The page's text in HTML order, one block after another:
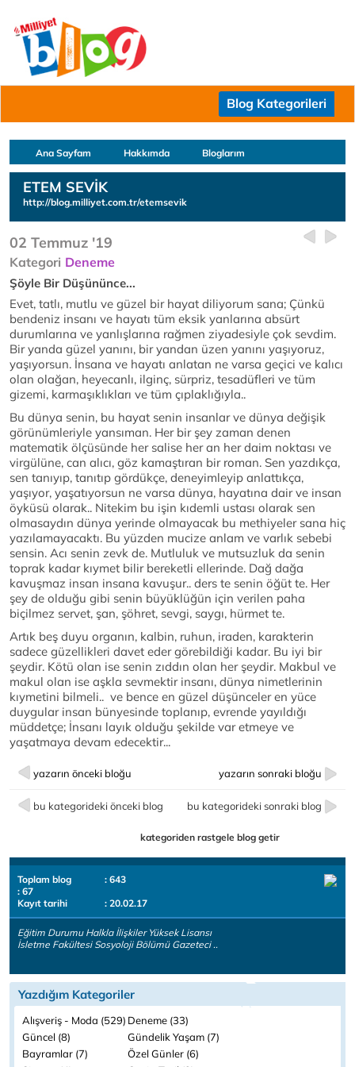
Blog Kategorileri
Ana Sayfam Hakkımda Bloglarım
ETEM SEVİK
http://blog.milliyet.com.tr/etemsevik
02 Temmuz '19
Kategori Deneme
Şöyle Bir Düşününce...
Evet, tatlı, mutlu ve güzel bir hayat diliyorum sana; Çünkü
bendeniz insanı ve hayatı tüm eksik yanlarına absürt
durumlarına ve yanlışlarına rağmen ziyadesiyle çok sevdim.
Bir yanda güzel yanını, bir yandan üzen yanını yaşıyoruz,
yaşıyorsun. İnsana ve hayatı anlatan ne varsa geçici ve kalıcı
olan olağan, heyecanlı, ilginç, sürpriz, tesadüfleri ve tüm
gizemi, karmaşıklıkları ve tüm çıplaklığıyla..
Bu dünya senin, bu hayat senin insanlar ve dünya değişik
görünümleriyle yansıman. Her bir şey zaman denen
matematik ölçüsünde her salise her an her daim noktası ve
virgülüne, can alıcı, göz kamaştıran bir roman. Sen yazdıkça,
sen tanıyıp, tanıtıp gördükçe, deneyimleyip anlattıkça,
yaşıyor, yaşatıyorsun ne varsa dünya, hayatına dair ve insan
öyküsü olarak.. Nitekim bu işin kıdemli ustası olarak sen
olmasaydın dünya yerinde olmayacak bu methiyeler sana hiç
yazılamayacaktı. Bu yüzden mucize anlam ve varlık sebebi
sensin. Acı senin zevk de. Mutluluk ve mutsuzluk da senin
toprak kadar kıymet bilir bereketli ellerinde. Dağ dağa
kavuşmaz insan insana kavuşur.. ders te senin öğüt te. Her
şey de olduğu gibi senin büyüklüğün için verilen paha
biçilmez servet, şan, şöhret, sevgi, saygı, hürmet te.
Artık beş duyu organın, kalbin, ruhun, iraden, karakterin
sadece güzellikleri davet eder görebildiği kadar. Bu iyi bir
şeydir. Kötü olan ise senin zıddın olan her şeydir. Makbul ve
makul olan ise aşkla sevmektir insanı, dünya nimetlerinin
kıymetini bilmeli.. ve bence en güzel düşünceler en yüce
duygular insan bünyesinde toplanıp, evrende yayıldığı
müddetçe; İnsanı layık olduğu şekilde var etmeye ve
yaşatmaya devam edecektir...
yazarın önceki bloğu yazarın sonraki bloğu
bu kategorideki önceki blog bu kategorideki sonraki blog
kategoriden rastgele blog getir
Toplam blog
: 643
: 67
Kayıt tarihi
: 20.02.17
Eğitim Durumu Halkla İlişkiler Yüksek Lisansı
İsletme Fakültesi Sosyoloji Bölümü Gazeteci ..
Yazdığım Kategoriler
Alışveriş - Moda (529) Deneme (33)
Güncel (8)
Gündelik Yaşam (7)
Bayramlar (7)
Özel Günler (6)